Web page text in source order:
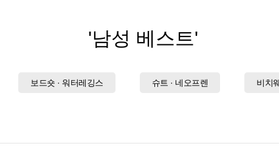
'남성 베스트'
보드숏 · 워터레깅스 슈트 · 네오프렌 비치